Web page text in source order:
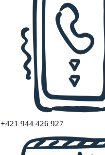
+421 944 426 927